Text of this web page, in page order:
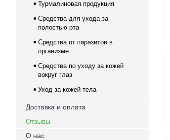
Турмалиновая продукция
Средства для ухода за
полостью рта
Средства от паразитов в
организме
Средства по уходу за кожей
вокруг глаз
Уход за кожей тела
Доставка и оплата
Отзывы
О нас